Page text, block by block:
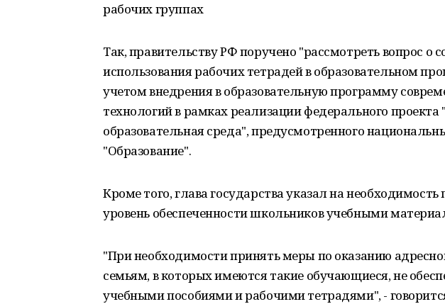
рабочих группах
Так, правительству РФ поручено "рассмотреть вопрос о
использования рабочих тетрадей в образовательном
учетом внедрения в образовательную программу
технологий в рамках реализации федерального
образовательная среда", предусмотренного
"Образование".
Кроме того, глава государства указал на
уровень обеспеченности школьников учебными
"При необходимости принять меры по оказанию
семьям, в которых имеются такие обучающиеся, не
учебными пособиями и рабочими тетрадями", -